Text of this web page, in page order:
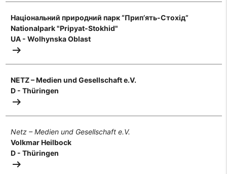
Національний природний парк “Прип’ять-Стохід”
Nationalpark "Pripyat-Stokhid"
UA - Wolhynska Oblast
arrow_right_alt
NETZ – Medien und Gesellschaft e.V.
D - Thüringen
arrow_right_alt
Netz – Medien und Gesellschaft e.V.
Volkmar Heilbock
D - Thüringen
arrow_right_alt